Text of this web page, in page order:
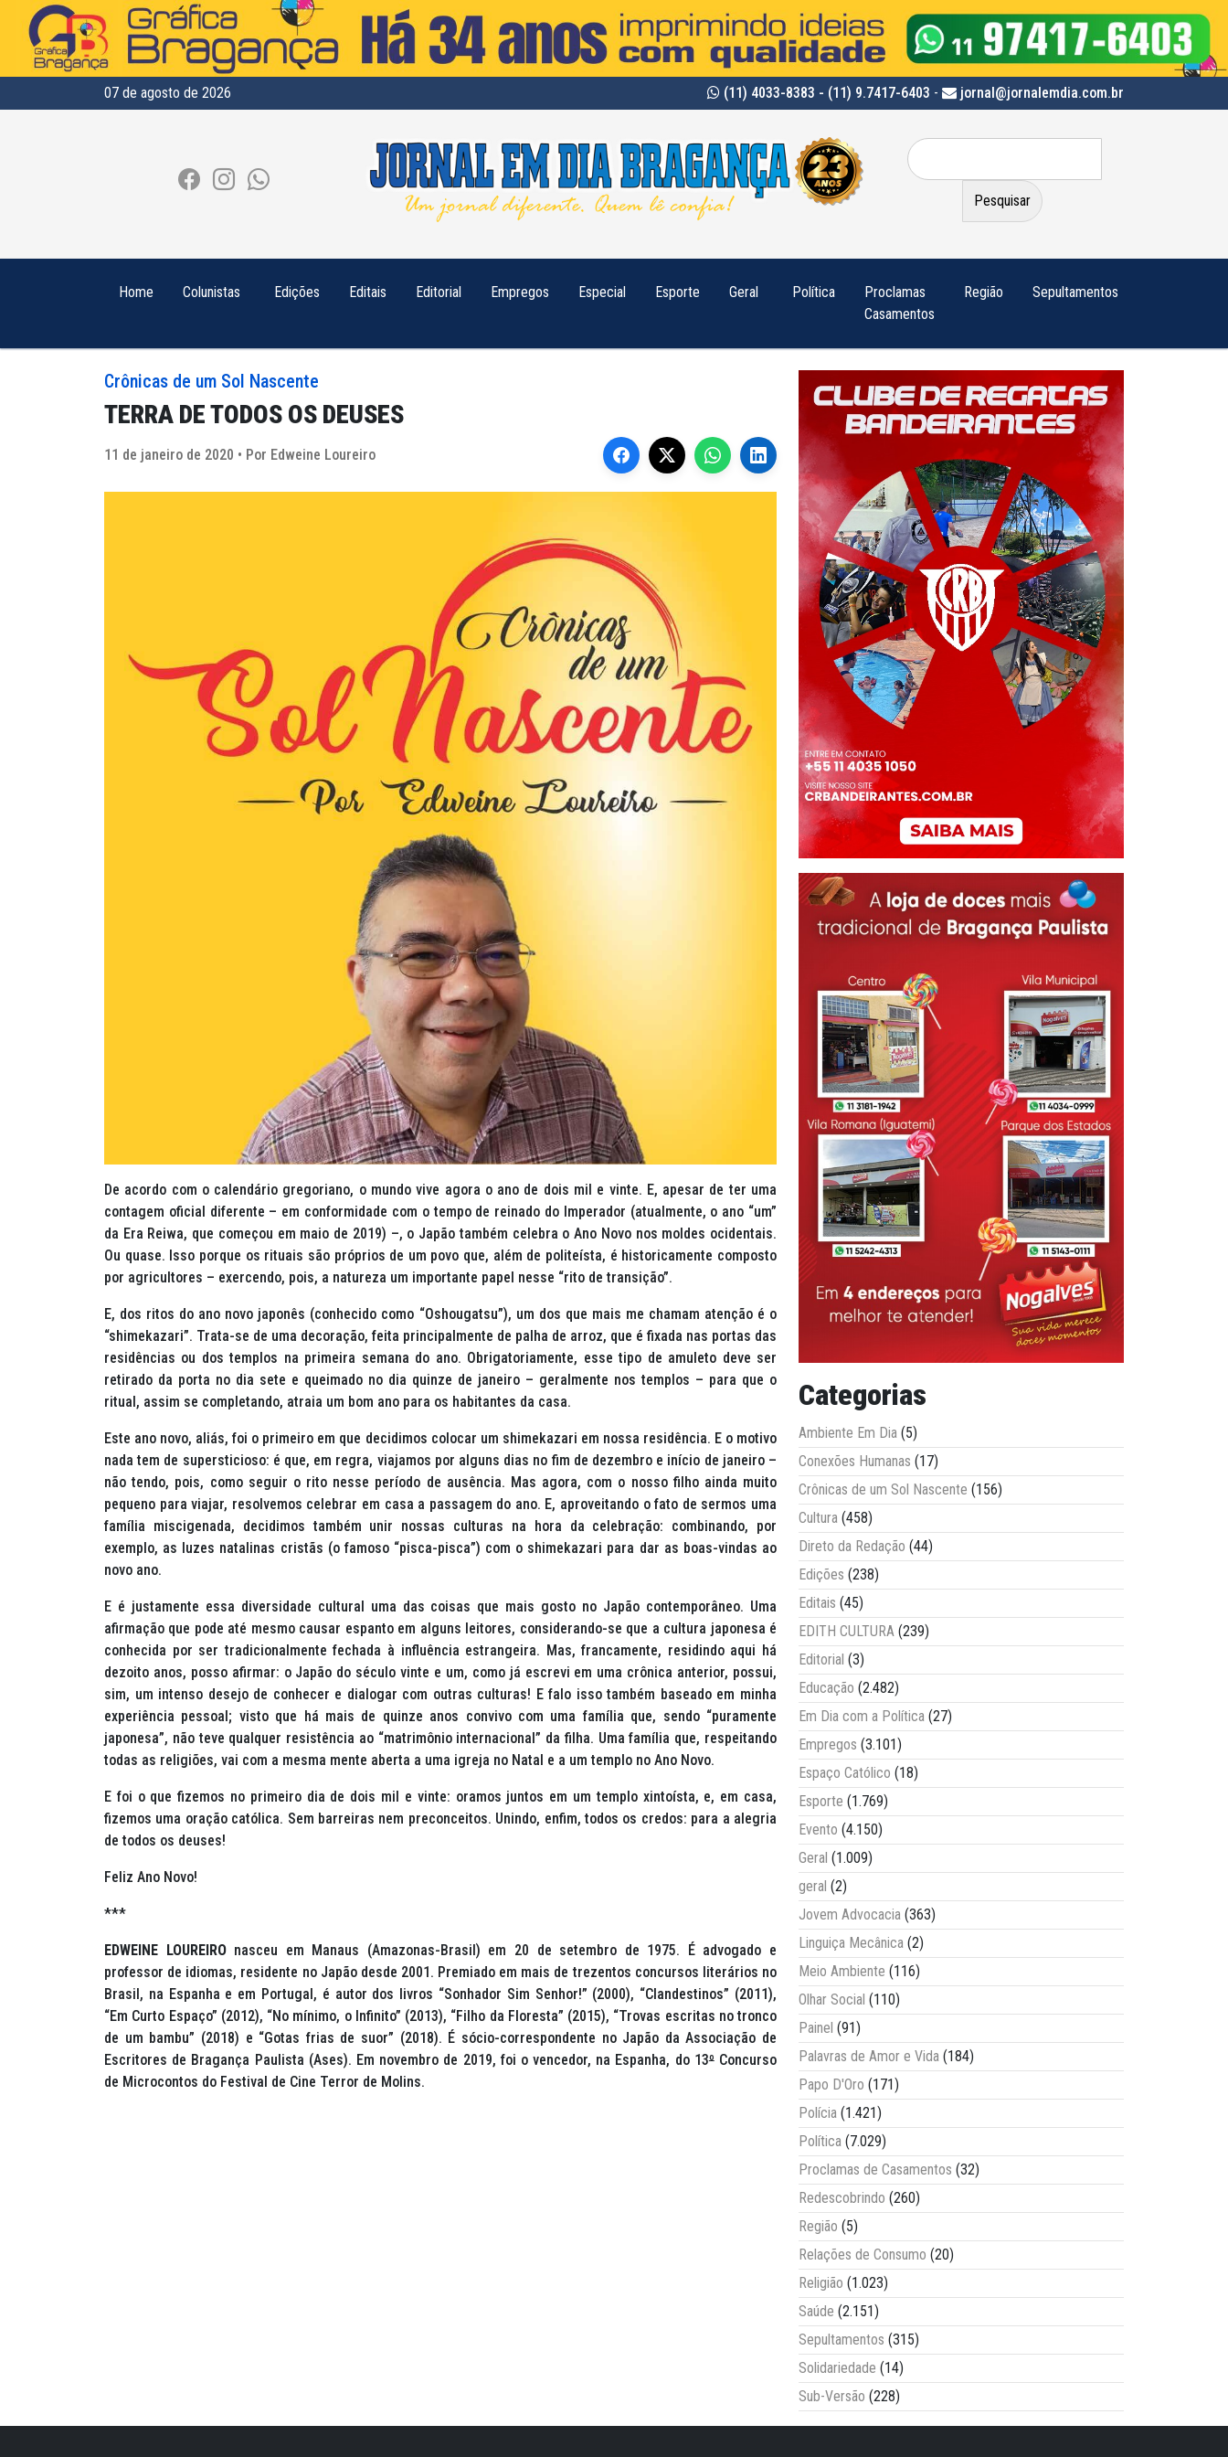
07 de agosto de 2026 (11) 4033-8383 - (11) 9.7417-6403 - jornal@jornalemdia.com.br
Pesquisar
por:
Home Colunistas Edições Editais Editorial Empregos Especial Esporte Geral Política
Proclamas
Casamentos
Região Sepultamentos
Crônicas de um Sol Nascente
TERRA DE TODOS OS DEUSES
11 de janeiro de 2020 • Por Edweine Loureiro
De acordo com o calendário gregoriano, o mundo vive agora o ano de dois mil e vinte. E, apesar de ter uma
contagem oficial diferente – em conformidade com o tempo de reinado do Imperador (atualmente, o ano “um”
da Era Reiwa, que começou em maio de 2019) –, o Japão também celebra o Ano Novo nos moldes ocidentais.
Ou quase. Isso porque os rituais são próprios de um povo que, além de politeísta, é historicamente composto
por agricultores – exercendo, pois, a natureza um importante papel nesse “rito de transição”.
E, dos ritos do ano novo japonês (conhecido como “Oshougatsu”), um dos que mais me chamam atenção é o
“shimekazari”. Trata-se de uma decoração, feita principalmente de palha de arroz, que é fixada nas portas das
residências ou dos templos na primeira semana do ano. Obrigatoriamente, esse tipo de amuleto deve ser
retirado da porta no dia sete e queimado no dia quinze de janeiro – geralmente nos templos – para que o
ritual, assim se completando, atraia um bom ano para os habitantes da casa.
Este ano novo, aliás, foi o primeiro em que decidimos colocar um shimekazari em nossa residência. E o motivo
nada tem de supersticioso: é que, em regra, viajamos por alguns dias no fim de dezembro e início de janeiro –
não tendo, pois, como seguir o rito nesse período de ausência. Mas agora, com o nosso filho ainda muito
pequeno para viajar, resolvemos celebrar em casa a passagem do ano. E, aproveitando o fato de sermos uma
família miscigenada, decidimos também unir nossas culturas na hora da celebração: combinando, por
exemplo, as luzes natalinas cristãs (o famoso “pisca-pisca”) com o shimekazari para dar as boas-vindas ao
novo ano.
E é justamente essa diversidade cultural uma das coisas que mais gosto no Japão contemporâneo. Uma
afirmação que pode até mesmo causar espanto em alguns leitores, considerando-se que a cultura japonesa é
conhecida por ser tradicionalmente fechada à influência estrangeira. Mas, francamente, residindo aqui há
dezoito anos, posso afirmar: o Japão do século vinte e um, como já escrevi em uma crônica anterior, possui,
sim, um intenso desejo de conhecer e dialogar com outras culturas! E falo isso também baseado em minha
experiência pessoal; visto que há mais de quinze anos convivo com uma família que, sendo “puramente
japonesa”, não teve qualquer resistência ao “matrimônio internacional” da filha. Uma família que, respeitando
todas as religiões, vai com a mesma mente aberta a uma igreja no Natal e a um templo no Ano Novo.
E foi o que fizemos no primeiro dia de dois mil e vinte: oramos juntos em um templo xintoísta, e, em casa,
fizemos uma oração católica. Sem barreiras nem preconceitos. Unindo, enfim, todos os credos: para a alegria
de todos os deuses!
Feliz Ano Novo!
***
EDWEINE LOUREIROnasceu em Manaus (Amazonas-Brasil) em 20 de setembro de 1975. É advogado e
professor de idiomas, residente no Japão desde 2001. Premiado em mais de trezentos concursos literários no
Brasil, na Espanha e em Portugal, é autor dos livros “Sonhador Sim Senhor!” (2000), “Clandestinos” (2011),
“Em Curto Espaço” (2012), “No mínimo, o Infinito” (2013), “Filho da Floresta” (2015), “Trovas escritas no tronco
de um bambu” (2018) e “Gotas frias de suor” (2018). É sócio-correspondente no Japão da Associação de
Escritores de Bragança Paulista (Ases). Em novembro de 2019, foi o vencedor, na Espanha, do 13ºConcurso
de Microcontos do Festival de Cine Terror de Molins.
Categorias
Ambiente Em Dia (5)
Conexões Humanas (17)
Crônicas de um Sol Nascente (156)
Cultura (458)
Direto da Redação (44)
Edições (238)
Editais (45)
EDITH CULTURA (239)
Editorial (3)
Educação (2.482)
Em Dia com a Política (27)
Empregos (3.101)
Espaço Católico (18)
Esporte (1.769)
Evento (4.150)
Geral (1.009)
geral (2)
Jovem Advocacia (363)
Linguiça Mecânica (2)
Meio Ambiente (116)
Olhar Social (110)
Painel (91)
Palavras de Amor e Vida (184)
Papo D'Oro (171)
Polícia (1.421)
Política (7.029)
Proclamas de Casamentos (32)
Redescobrindo (260)
Região (5)
Relações de Consumo (20)
Religião (1.023)
Saúde (2.151)
Sepultamentos (315)
Solidariedade (14)
Sub-Versão (228)